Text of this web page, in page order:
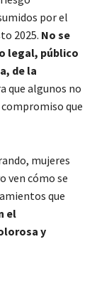
por el
2025. No se
legal, público
de la
que algunos no
que
mujeres
ven cómo se
que
el
y